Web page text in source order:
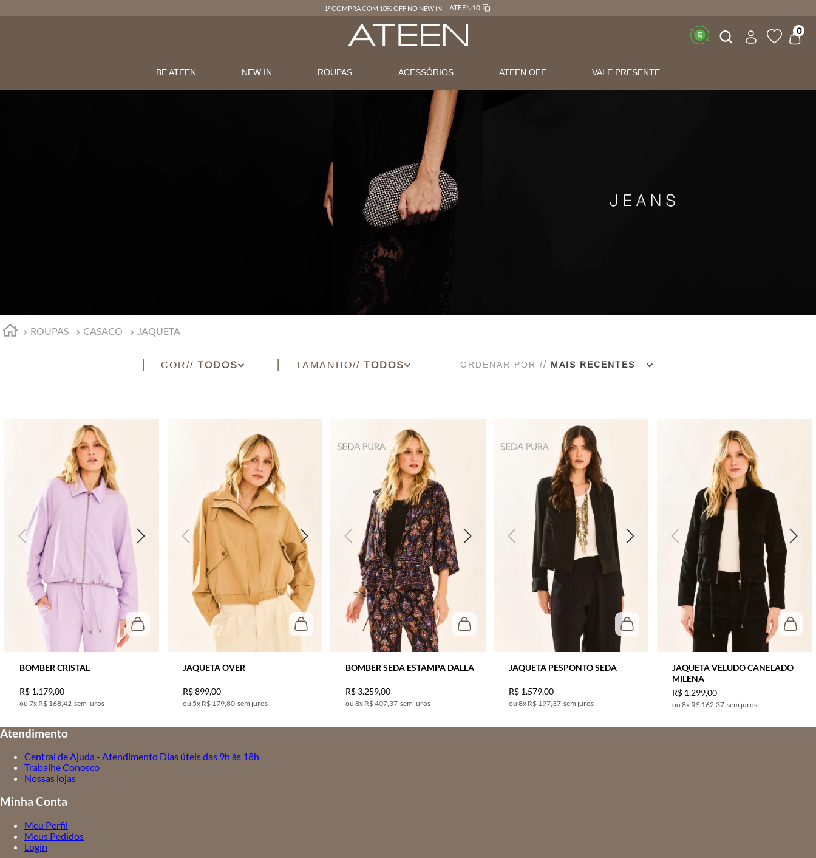
1ª COMPRA COM 10% OFF NO NEW IN ATEEN10
Buscar 0
BE ATEEN NEW IN ROUPAS ACESSÓRIOS ATEEN OFF VALE PRESENTE
ROUPAS CASACO JAQUETA
COR
PRETO
TAMANHO
38
ORDENAR POR MAIS RECENTES
BOMBER CRISTAL
R$ 1.179,00
7x R$ 168,42 sem juros
JAQUETA OVER
R$ 899,00
5x R$ 179,80 sem juros
BOMBER SEDA ESTAMPA DALLA
R$ 3.259,00
8x R$ 407,37 sem juros
JAQUETA PESPONTO SEDA
R$ 1.579,00
8x R$ 197,37 sem juros
JAQUETA VELUDO CANELADO
MILENA
R$ 1.299,00
8x R$ 162,37 sem juros
Atendimento
Central de Ajuda - Atendimento Dias úteis das 9h às 18h
Trabalhe Conosco
Nossas lojas
Minha Conta
Meu Perfil
Meus Pedidos
Login